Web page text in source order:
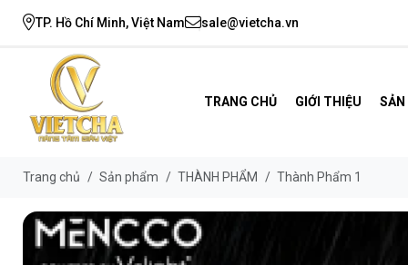
TP. Hồ Chí Minh, Việt Nam sale@vietcha.vn
TRANG CHỦ GIỚI THIỆU
Trang chủ / Sản phẩm / THÀNH PHẨM / Thành Phẩm 1